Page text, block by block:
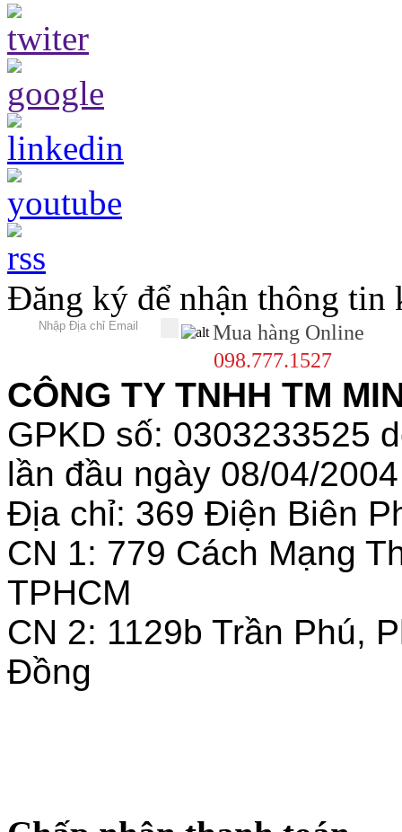
Đăng ký để nhận thông tin
Mua hàng Online
098.777.1527
CÔNG TY TNHH TM
GPKD số: 0303233525
lần đầu ngày 08/04/2004
Địa chỉ: 369 Điện Biên
CN 1: 779 Cách Mạng
TPHCM
CN 2: 1129b Trần Phú,
Đồng